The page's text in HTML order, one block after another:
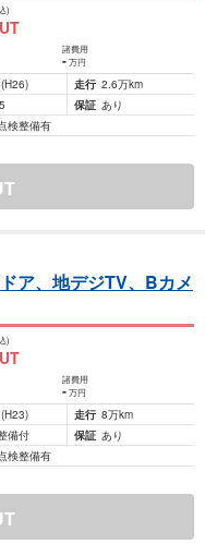
)
諸費用
- 万円
(H26) 走行 2.6万km
保証 あり
検整備有
ア、地デジTV、Bカメ
)
諸費用
- 万円
(H23) 走行 8万km
備付 保証 あり
検整備有